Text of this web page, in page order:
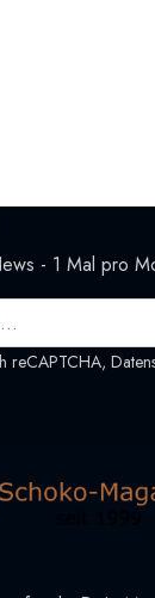
- 1 Mal pro
reCAPTCHA,